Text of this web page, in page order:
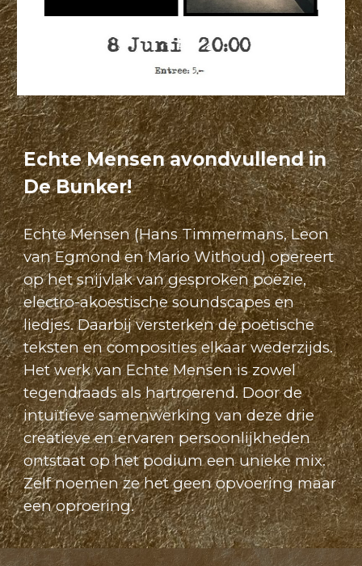
Echte Mensen avondvullend in
De Bunker!
Echte Mensen (Hans Timmermans, Leon
van Egmond en Mario Withoud) opereert
op het snijvlak van gesproken poëzie,
electro-akoestische soundscapes en
liedjes. Daarbij versterken de poëtische
teksten en composities elkaar wederzijds.
Het werk van Echte Mensen is zowel
tegendraads als hartroerend. Door de
intuïtieve samenwerking van deze drie
creatieve en ervaren persoonlijkheden
ontstaat op het podium een unieke mix.
Zelf noemen ze het geen opvoering maar
een oproering.